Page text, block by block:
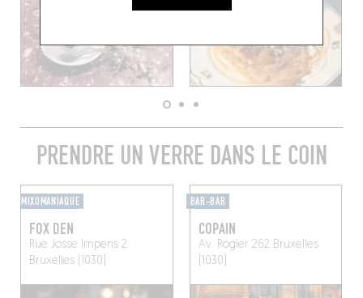
PRENDRE UN VERRE DANS LE COIN
MIXOMANIAQUE
FOX DEN
Rue Josse Impens 2
Bruxelles (1030)
BAR-BAR
COPAIN
Av. Rogier 262 Bruxelles
(1030)